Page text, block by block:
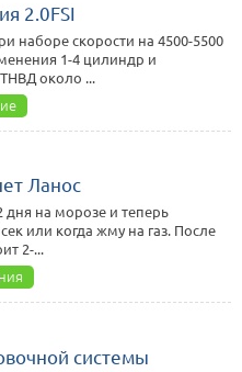
2.0FSI
наборе скорости на 4500-5500
1-4 цилиндр и
около ...
Ланос
дня на морозе и теперь
или когда жму на газ. После
2-...
системы